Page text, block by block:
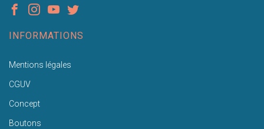
INFORMATIONS
Mentions légales
CGUV
Concept
Boutons